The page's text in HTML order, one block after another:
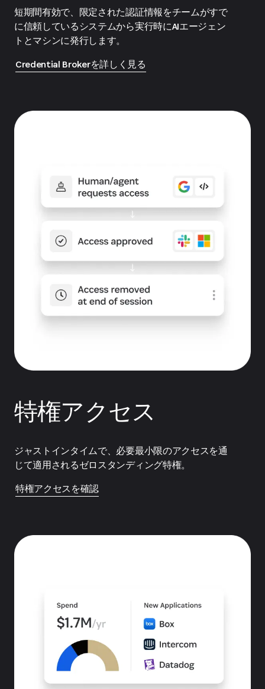
短期間有効で、限定された認証情報をチームがすで
に信頼しているシステムから実行時にAIエージェン
トとマシンに発行します。
Credential Brokerを詳しく見る
特権アクセス
ジャストインタイムで、必要最小限のアクセスを通
じて適用されるゼロスタンディング特権。
特権アクセスを確認